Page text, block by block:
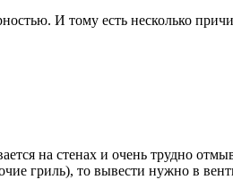
И тому есть несколько
на стенах и очень трудно
гриль), то вывести нужно в